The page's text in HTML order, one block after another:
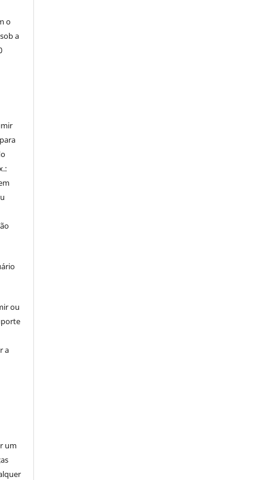
o
a
ou
a
um